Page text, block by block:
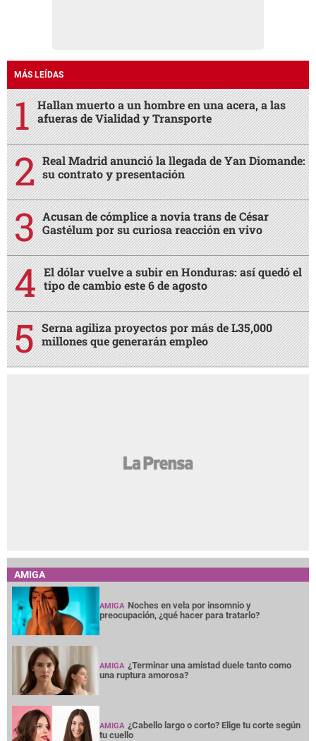
MÁS LEÍDAS
Hallan muerto a un hombre en una acera, a las
afueras de Vialidad y Transporte
Real Madrid anunció la llegada de Yan Diomande:
su contrato y presentación
Acusan de cómplice a novia trans de César
Gastélum por su curiosa reacción en vivo
El dólar vuelve a subir en Honduras: así quedó el
tipo de cambio este 6 de agosto
Serna agiliza proyectos por más de L35,000
millones que generarán empleo
AMIGA
AMIGA Noches en vela por insomnio y
preocupación, ¿qué hacer para tratarlo?
AMIGA ¿Terminar una amistad duele tanto como
una ruptura amorosa?
AMIGA ¿Cabello largo o corto? Elige tu corte según
tu cuello